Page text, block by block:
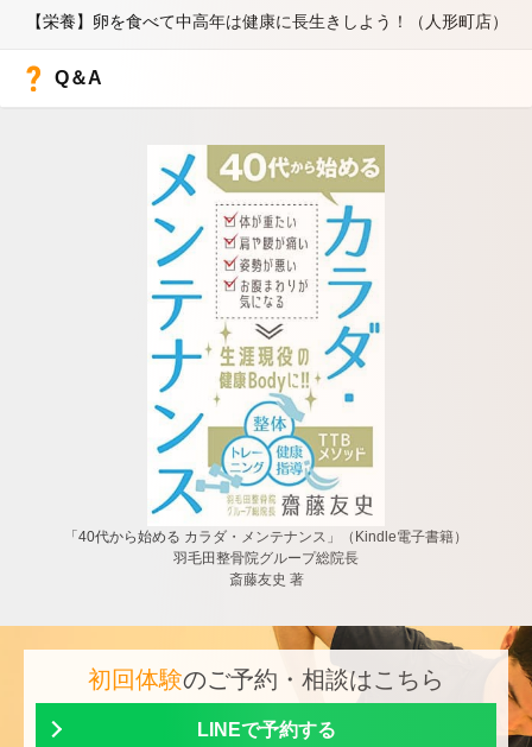
【栄養】卵を食べて中高年は健康に長生きしよう！（人形町店）
Q＆A
「40代から始める カラダ・メンテナンス」（Kindle電子書籍）
羽毛田整骨院グループ総院長
斎藤友史 著
初回体験のご予約・相談はこちら
LINEで予約する